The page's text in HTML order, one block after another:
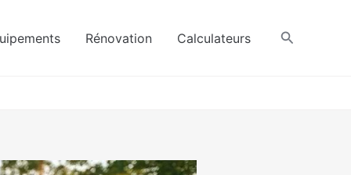
Rénovation Calculateurs